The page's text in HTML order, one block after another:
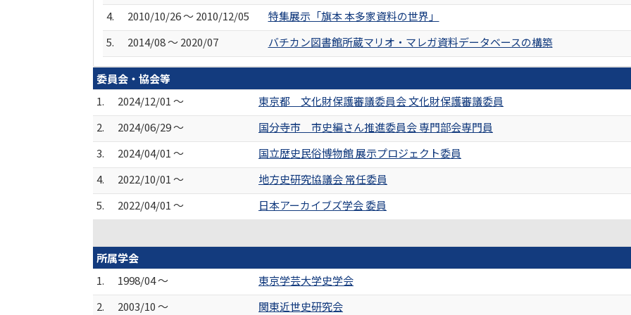
4.
2010/10/26 ～ 2010/12/05
特集展示「旗本 本多家資料の世界」
5.
2014/08 ～ 2020/07 バチカン図書館所蔵マリオ・マレガ資料データベースの構築
委員会・協会等
1.
2024/12/01 ～
東京都 文化財保護審議委員会 文化財保護審議委員
2.
2024/06/29 ～
国分寺市 市史編さん推進委員会 専門部会専門員
3.
2024/04/01 ～
国立歴史民俗博物館 展示プロジェクト委員
4.
2022/10/01 ～
地方史研究協議会 常任委員
5.
2022/04/01 ～
日本アーカイブズ学会 委員
所属学会
1.
1998/04 ～
東京学芸大学史学会
2.
2003/10 ～ 関東近世史研究会